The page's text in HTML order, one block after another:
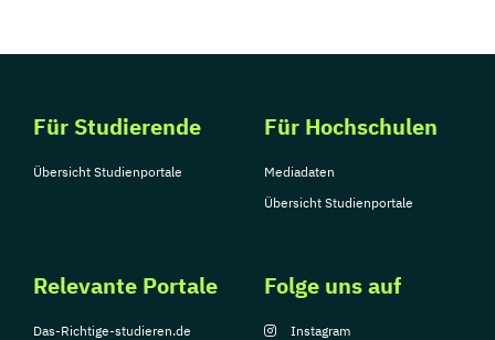
Für Studierende
Übersicht Studienportale
Für Hochschulen
Mediadaten
Übersicht Studienportale
Relevante Portale
Das-Richtige-studieren.de
Folge uns auf
Instagram